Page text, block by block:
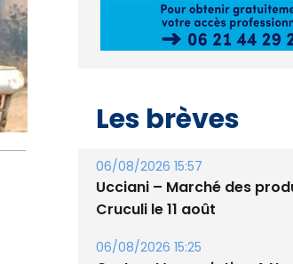
Les brèves
06/08/2026 15:57
Ucciani – Marché des
Cruculi le 11 août
06/08/2026 15:25